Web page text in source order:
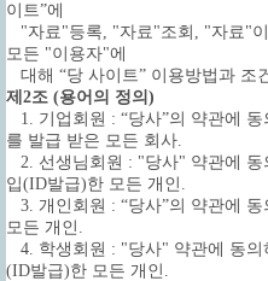
이트”에
"자료"등록, "자료"조회, "자료"
모든 "이용자"에
대해 “당 사이트” 이용방법과 조
제2조 (용어의 정의)
1. 기업회원 : “당사”의 약관에
를 발급 받은 모든 회사.
2. 선생님회원 : "당사" 약관에 동
입(ID발급)한 모든 개인.
3. 개인회원 : “당사”의 약관에
모든 개인.
4. 학생회원 : "당사" 약관에 동의
(ID발급)한 모든 개인.